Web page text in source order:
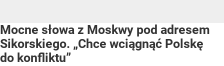
Mocne słowa z Moskwy pod adresem
Sikorskiego. „Chce wciągnąć Polskę
do konfliktu”